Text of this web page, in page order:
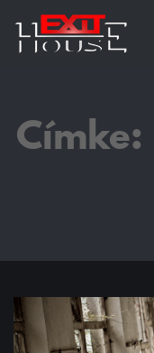
Címke: